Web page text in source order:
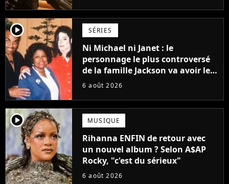
player2 SÉRIES
Ni Michael ni Janet : le
personnage le plus controversé
de la famille Jackson va avoir le
droit à sa propre série
6 août 2026
player2 MUSIQUE
Rihanna ENFIN de retour avec
un nouvel album ? Selon A$AP
Rocky, "c'est du sérieux"
6 août 2026